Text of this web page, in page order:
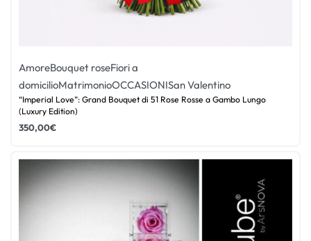
AmoreBouquet roseFiori a
domicilioMatrimonioOCCASIONISan Valentino
“Imperial Love”: Grand Bouquet di 51 Rose Rosse a Gambo Lungo
(Luxury Edition)
350,00€